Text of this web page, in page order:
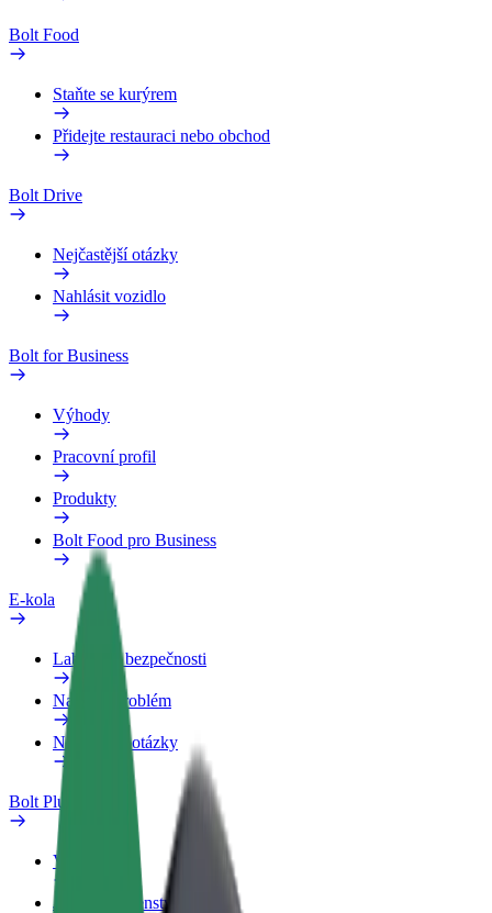
Bolt Food
Staňte se kurýrem
Přidejte restauraci nebo obchod
Bolt Drive
Nejčastější otázky
Nahlásit vozidlo
Bolt for Business
Výhody
Pracovní profil
Produkty
Bolt Food pro Business
E-kola
Laboratoř bezpečnosti
Nahlásit problém
Nejčastější otázky
Bolt Plus
Výhody
Jak získat členství